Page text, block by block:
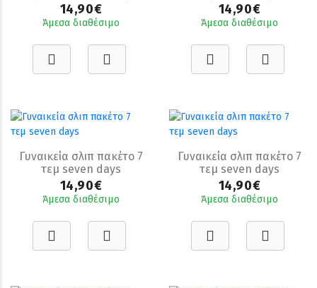
14,90€
Άμεσα διαθέσιμο
14,90€
Άμεσα διαθέσιμο
Γυναικεία σλιπ πακέτο 7
τεμ seven days
14,90€
Άμεσα διαθέσιμο
Γυναικεία σλιπ πακέτο 7
τεμ seven days
14,90€
Άμεσα διαθέσιμο